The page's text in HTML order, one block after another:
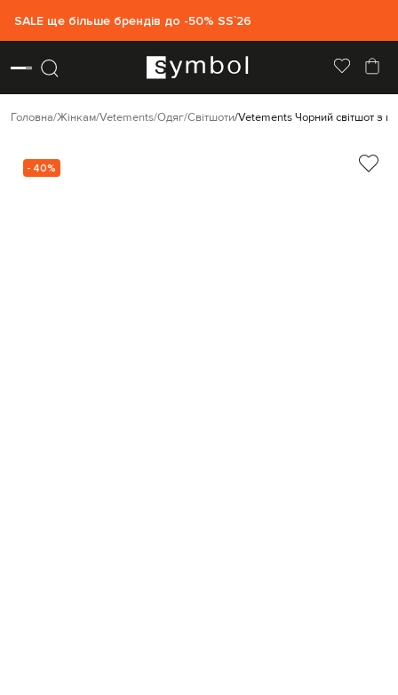
SALE ще більше брендів до -50% SS`26
Головна Жінкам Vetements Одяг Світшоти Vetements Чорний світшот з
- 40%